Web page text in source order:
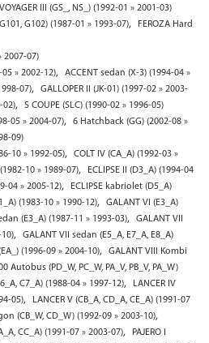
III (GS_, NS_) (1992-01 » 2001-03)
G102) (1987-01 » 1993-07),
FEROZA Hard
2007-07)
05 » 2002-12),
ACCENT sedan (X-3) (1994-04 »
07),
GALLOPER II (JK-01) (1997-02 » 2003-
02), S COUPE (SLC) (1990-02 » 1996-05)
05 » 2004-07),
6 Hatchback (GG) (2002-08 »
09)
10 » 1992-05),
COLT IV (CA_A) (1992-03 »
10 » 1989-07),
ECLIPSE II (D3_A) (1994-04
04 » 2005-12),
ECLIPSE kabriolet (D5_A)
(1983-10 » 1990-12),
GALANT VI (E3_A)
(E3_A) (1987-11 » 1993-03),
GALANT VII
10),
GALANT VII sedan (E5_A, E7_A, E8_A)
(1996-09 » 2004-10),
GALANT VIII Kombi
Autobus (PD_W, PC_W, PA_V, PB_V, PA_W)
C7_A) (1988-04 » 1997-12),
LANCER IV
05),
LANCER V (CB_A, CD_A, CE_A) (1991-07
(CB_W, CD_W) (1992-09 » 2003-10),
CC_A) (1991-07 » 2003-07),
PAJERO I